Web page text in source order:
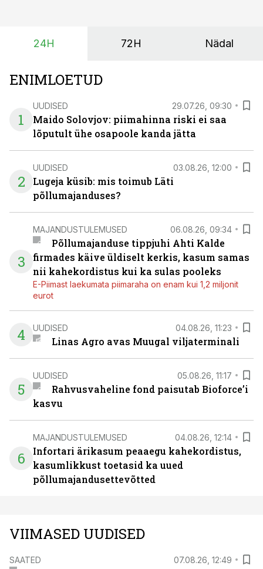
on suurim ning iga töötund on oluline.
24H 72H Nädal
ENIMLOETUD
1
UUDISED 29.07.26, 09:30
Maido Solovjov: piimahinna riski ei saa
lõputult ühe osapoole kanda jätta
2
UUDISED 03.08.26, 12:00
Lugeja küsib: mis toimub Läti
põllumajanduses?
3
MAJANDUSTULEMUSED 06.08.26, 09:34
Põllumajanduse tippjuhi Ahti Kalde
firmades käive üldiselt kerkis, kasum samas
nii kahekordistus kui ka sulas pooleks
E-Piimast laekumata piimaraha on enam kui 1,2 miljonit
eurot
4 UUDISED 04.08.26, 11:23
Linas Agro avas Muugal viljaterminali
5
UUDISED 05.08.26, 11:17
Rahvusvaheline fond paisutab Bioforce’i
kasvu
6
MAJANDUSTULEMUSED 04.08.26, 12:14
Infortari ärikasum peaaegu kahekordistus,
kasumlikkust toetasid ka uued
põllumajandusettevõtted
VIIMASED UUDISED
SAATED 07.08.26, 12:49